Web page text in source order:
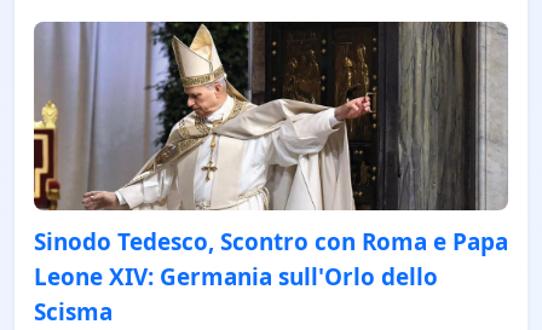
Sinodo Tedesco, Scontro con Roma e Papa
Leone XIV: Germania sull'Orlo dello
Scisma